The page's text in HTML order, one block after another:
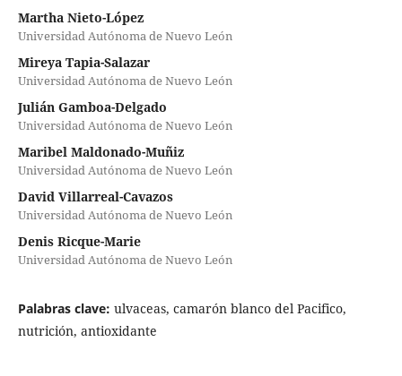
Martha Nieto-López
Universidad Autónoma de Nuevo León
Mireya Tapia-Salazar
Universidad Autónoma de Nuevo León
Julián Gamboa-Delgado
Universidad Autónoma de Nuevo León
Maribel Maldonado-Muñiz
Universidad Autónoma de Nuevo León
David Villarreal-Cavazos
Universidad Autónoma de Nuevo León
Denis Ricque-Marie
Universidad Autónoma de Nuevo León
Palabras clave: ulvaceas, camarón blanco del Pacifico,
nutrición, antioxidante